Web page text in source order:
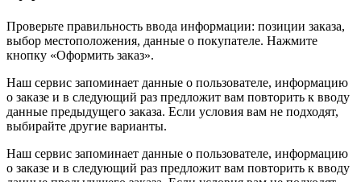
Проверьте правильность ввода информации: позиции заказа,
выбор местоположения, данные о покупателе. Нажмите
кнопку «Оформить заказ».
Наш сервис запоминает данные о пользователе, информацию
о заказе и в следующий раз предложит вам повторить к вводу
данные предыдущего заказа. Если условия вам не подходят,
выбирайте другие варианты.
Наш сервис запоминает данные о пользователе, информацию
о заказе и в следующий раз предложит вам повторить к вводу